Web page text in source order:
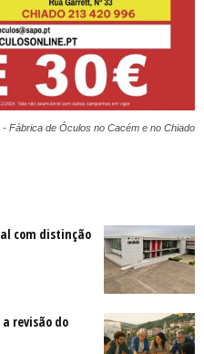
- Fábrica de Óculos no Cacém e no Chiado
com distinção
revisão do